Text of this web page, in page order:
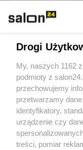
Sport
Społeczeństwo
Kultura
Drogi
My, naszych 1162
podmioty z
przechowujemy
przetwarzamy
identyfikatory,
urządzenie czy
treści, pomiar